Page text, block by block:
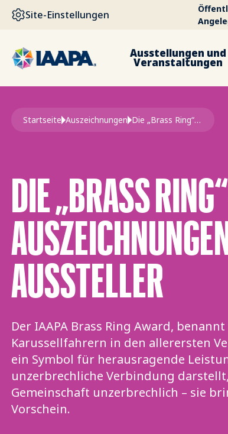
DIREKT ZUM INHALT
Site-Einstellungen
Ausstellungen und
Veranstaltungen
Pfadnavigation
Startseite Auszeichnungen Die „Brass Ring“-Auszeichnungen Für Die Besten Aussteller
DIE „BRASS
AUSSTELLER
Der IAAPA Brass Ring Award,
Karussellfahrern in den allerersten
ein Symbol für herausragende
unzerbrechliche Verbindung
Gemeinschaft unzerbrechlich – sie
Vorschein.